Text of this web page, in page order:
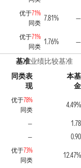
优于71%
同类
7.81% —
优于71%
同类
1.76% —
基准业绩比较基准
同类表
现
本基
金
优于78%
同类
4.49%
—
1.78
—
0.90
优于73%
同类
12.47%